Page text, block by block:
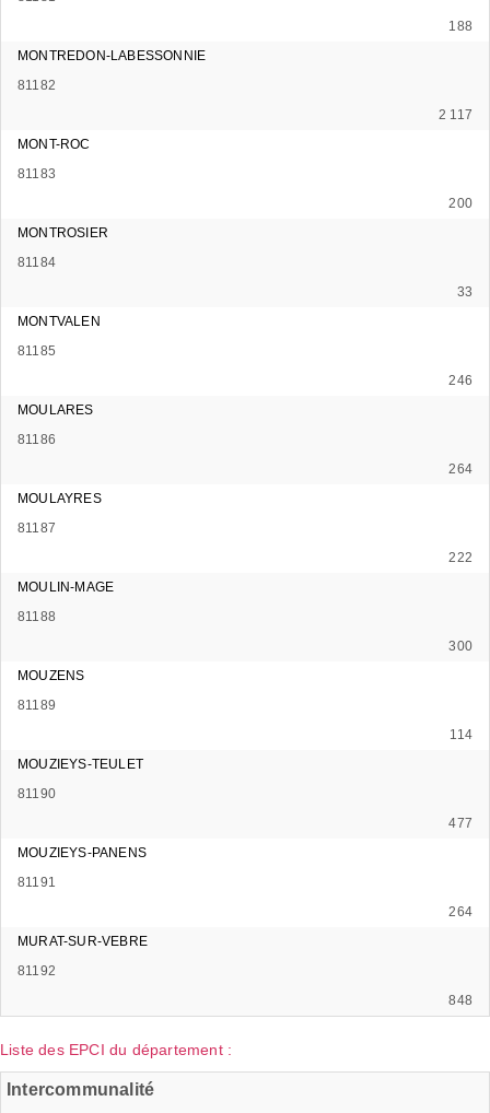
188
MONTREDON-LABESSONNIE
81182
2 117
MONT-ROC
81183
200
MONTROSIER
81184
33
MONTVALEN
81185
246
MOULARES
81186
264
MOULAYRES
81187
222
MOULIN-MAGE
81188
300
MOUZENS
81189
114
MOUZIEYS-TEULET
81190
477
MOUZIEYS-PANENS
81191
264
MURAT-SUR-VEBRE
81192
848
Liste des EPCI du département :
Intercommunalité